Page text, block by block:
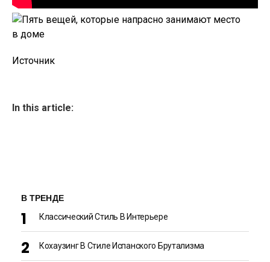
Источник
In this article:
В ТРЕНДЕ
Классический Стиль В Интерьере
Кохаузинг В Стиле Испанского Брутализма